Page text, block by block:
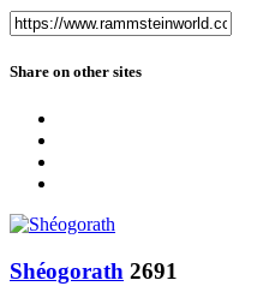
Share on other sites
Shéogorath 2691